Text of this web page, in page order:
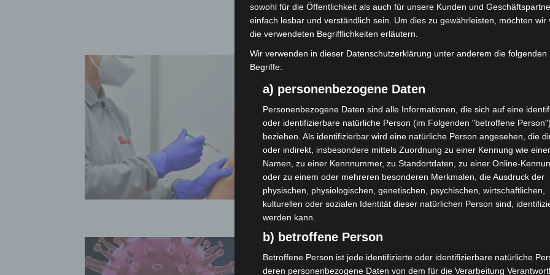
Weiterlesen
Das Johanniter-Adventsimpfen
geht weiter
Impfung auch im Jugendzentrum in Langenhagen am 2.
Advent möglich Hannover (pm). Die vier Johanniter-
Dienststellen in Hannover, Langenhagen, Ronnenberg
und Wunstorf werden auch am kommenden
Adventssonntag,...
Weiterlesen
Allgemeinverfügung legt
Ausgangssperre von 22 bis 5
sowohl für die Öffentlichkeit als auch für unsere Kunden und
einfach lesbar und verständlich sein. Um dies zu gewährleisten, möchten wir
die verwendeten Begrifflichkeiten erläutern.
Wir verwenden in dieser Datenschutzerklärung unter anderem die folgenden
Begriffe:
a) personenbezogene Daten
Personenbezogene Daten sind alle Informationen, die sich auf eine
oder identifizierbare natürliche Person (im Folgenden "betroffene
beziehen. Als identifizierbar wird eine natürliche Person angesehen, die
oder indirekt, insbesondere mittels Zuordnung zu einer Kennung wie
Namen, zu einer Kennnummer, zu Standortdaten, zu einer Online-
oder zu einem oder mehreren besonderen Merkmalen, die Ausdruck der
physischen, physiologischen, genetischen, psychischen, wirtschaftlichen,
kulturellen oder sozialen Identität dieser natürlichen Person sind,
werden kann.
b) betroffene Person
Betroffene Person ist jede identifizierte oder identifizierbare natürliche
deren personenbezogene Daten von dem für die Verarbeitung